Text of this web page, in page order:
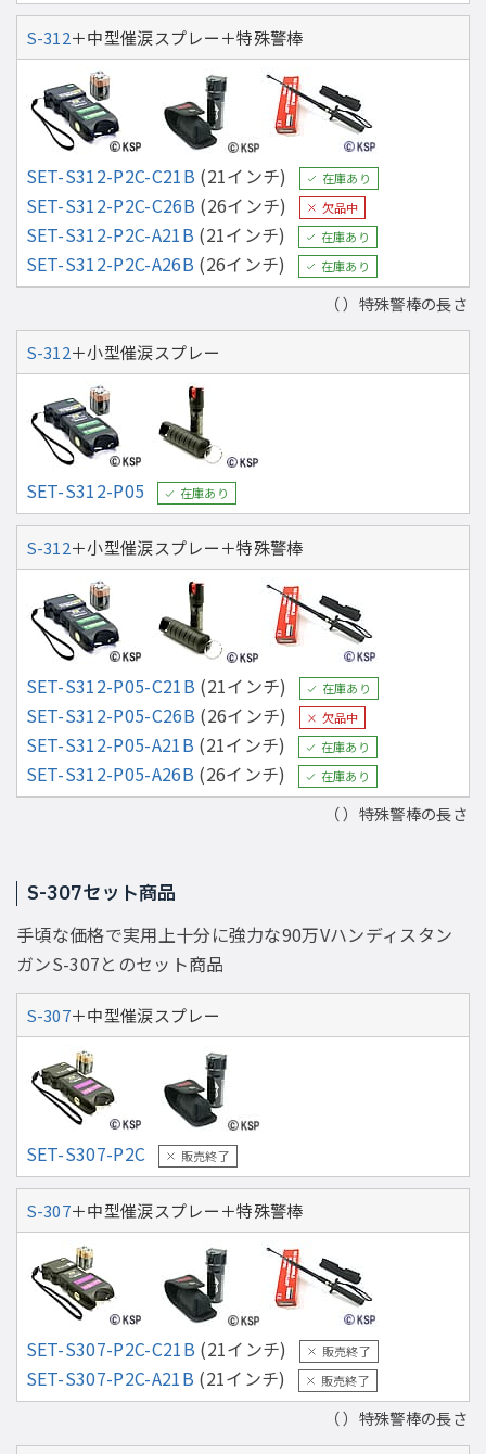
S-312＋中型催涙スプレー＋特殊警棒
SET-S312-P2C-C21B (21インチ) 在庫あり
SET-S312-P2C-C26B (26インチ) 欠品中
SET-S312-P2C-A21B (21インチ) 在庫あり
SET-S312-P2C-A26B (26インチ) 在庫あり
（ ）特殊警棒の長さ
S-312＋小型催涙スプレー
SET-S312-P05 在庫あり
S-312＋小型催涙スプレー＋特殊警棒
SET-S312-P05-C21B (21インチ) 在庫あり
SET-S312-P05-C26B (26インチ) 欠品中
SET-S312-P05-A21B (21インチ) 在庫あり
SET-S312-P05-A26B (26インチ) 在庫あり
（ ）特殊警棒の長さ
S-307セット商品
手頃な価格で実用上十分に強力な90万Vハンディスタン
ガンS-307とのセット商品
S-307＋中型催涙スプレー
SET-S307-P2C 販売終了
S-307＋中型催涙スプレー＋特殊警棒
SET-S307-P2C-C21B (21インチ) 販売終了
SET-S307-P2C-A21B (21インチ) 販売終了
（ ）特殊警棒の長さ